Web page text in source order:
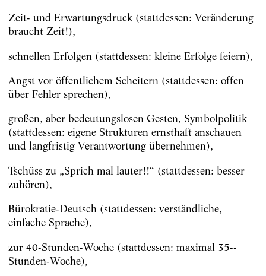
Zeit- und Erwartungsdruck (stattdessen: Veränderung
braucht Zeit!),
schnellen Erfolgen (stattdessen: kleine Erfolge feiern),
Angst vor öffentlichem Scheitern (stattdessen: offen
über Fehler sprechen),
großen, aber bedeutungslosen Gesten, Symbolpolitik
(stattdessen: eigene Strukturen ernsthaft anschauen
und langfristig Verantwortung übernehmen),
Tschüss zu „Sprich mal lauter!!“ (stattdessen: besser
zuhören),
Bürokratie-Deutsch (stattdessen: verständliche,
einfache Sprache),
zur 40-Stunden-Woche (stattdessen: maximal 35-­
Stunden-Woche),